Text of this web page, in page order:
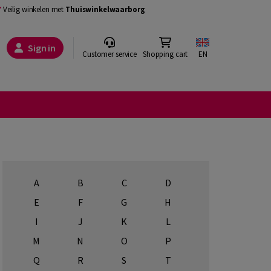
Veilig winkelen met Thuiswinkelwaarborg
Sign in Customer service Shopping cart EN
A B C
D
E
F G
H
I
J K
L
M
N O
P
Q
R S
T